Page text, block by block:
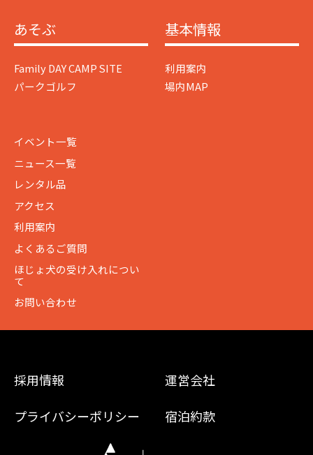
あそぶ
Family DAY CAMP SITE
パークゴルフ
基本情報
利用案内
場内MAP
イベント一覧
ニュース一覧
レンタル品
アクセス
利用案内
よくあるご質問
ほじょ犬の受け入れについ
て
お問い合わせ
採用情報 運営会社
プライバシーポリシー 宿泊約款